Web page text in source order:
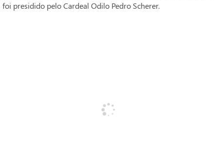
foi presidido pelo Cardeal Odilo Pedro Scherer.